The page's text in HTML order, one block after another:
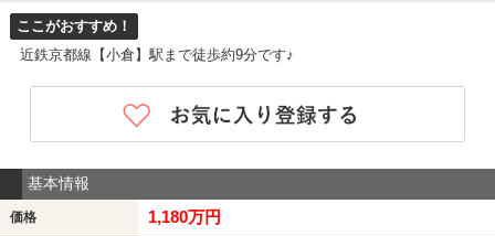
ここがおすすめ！
近鉄京都線【小倉】駅まで徒歩約9分です♪
基本情報
価格 1,180万円